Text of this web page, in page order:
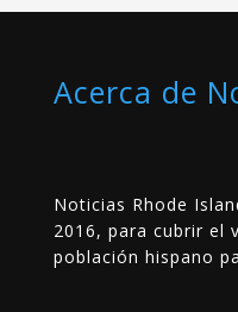
Acerca de
Noticias Rhode
2016, para cubrir el
población hispano